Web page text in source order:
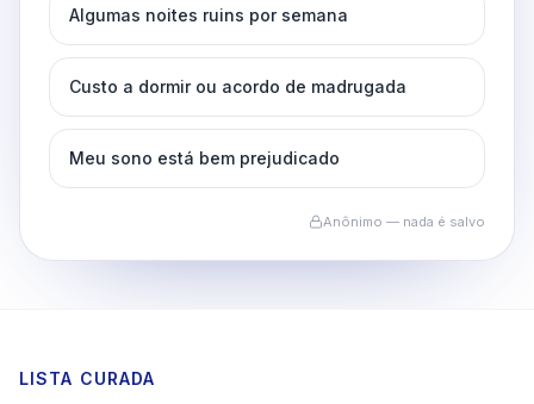
Algumas noites ruins por semana
Custo a dormir ou acordo de madrugada
Meu sono está bem prejudicado
Anônimo — nada é salvo
LISTA CURADA